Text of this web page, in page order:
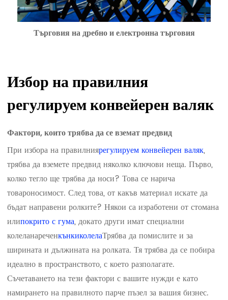
Търговия на дребно и електронна търговия
Избор на правилния
регулируем конвейерен валяк
Фактори, които трябва да се вземат предвид
При избора на правилниярегулируем конвейерен валяк,
трябва да вземете предвид няколко ключови неща. Първо,
колко тегло ще трябва да носи? Това се нарича
товароносимост. След това, от какъв материал искате да
бъдат направени ролките? Някои са изработени от стомана
илипокрито с гума, докато други имат специални
колеланареченкънкиколелаТрябва да помислите и за
ширината и дължината на ролката. Тя трябва да се побира
идеално в пространството, с което разполагате.
Съчетаването на тези фактори с вашите нужди е като
намирането на правилното парче пъзел за вашия бизнес.